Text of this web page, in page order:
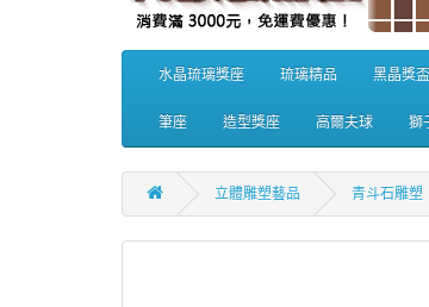
水晶琉璃獎座 琉璃精品 黑晶獎
筆座 造型獎座 高爾夫球 獅
立體雕塑藝品 青斗石雕塑